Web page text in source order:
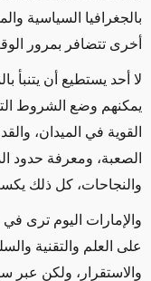
بالجغرافيا السياسية
أخرى تتضافر بمرور
لا أحد يستطيع أن يتنبأ
يمكنهم وضع الشروط
القوية في الميدان،
الصعبة، ومعرفة حدود
والنجاحات، كل ذلك
والإمارات اليوم ترى
على العلم والتقنية
والاستقرار، ولكن عبر